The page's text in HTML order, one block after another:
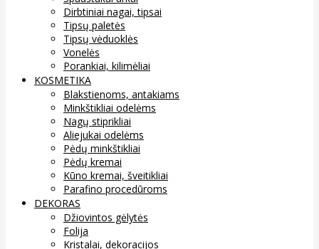
Dirbtiniai nagai, tipsai
Tipsų paletės
Tipsų vėduoklės
Vonelės
Porankiai, kilimėliai
KOSMETIKA
Blakstienoms, antakiams
Minkštikliai odelėms
Nagų stiprikliai
Aliejukai odelėms
Pėdų minkštikliai
Pėdų kremai
Kūno kremai, šveitikliai
Parafino procedūroms
DEKORAS
Džiovintos gėlytės
Folija
Kristalai, dekoracijos